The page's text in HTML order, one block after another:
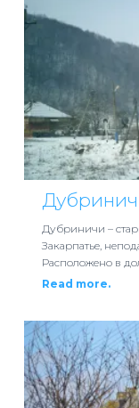
Дубриничи –
Закарпатье,
Расположено в
Read more.